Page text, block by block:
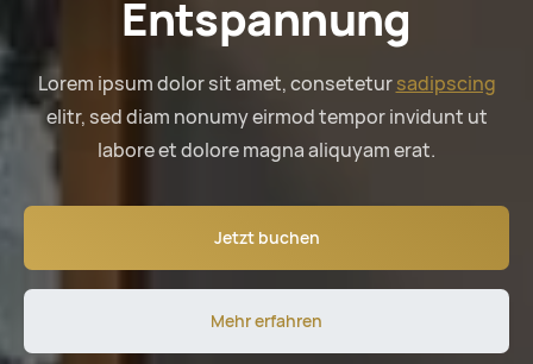
Entspannung
Lorem ipsum dolor sit amet, consetetursadipscing
elitr, sed diam nonumy eirmod tempor invidunt ut
labore et dolore magna aliquyam erat.
Jetzt buchen
Mehr erfahren